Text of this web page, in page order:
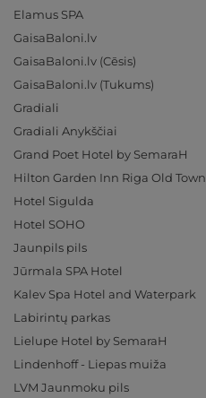
Elamus SPA
GaisaBaloni.lv
GaisaBaloni.lv (Cēsis)
GaisaBaloni.lv (Tukums)
Gradiali
Gradiali Anykščiai
Grand Poet Hotel by SemaraH
Hilton Garden Inn Riga Old Town
Hotel Sigulda
Hotel SOHO
Jaunpils pils
Jūrmala SPA Hotel
Kalev Spa Hotel and Waterpark
Labirintų parkas
Lielupe Hotel by SemaraH
Lindenhoff - Liepas muiža
LVM Jaunmoku pils